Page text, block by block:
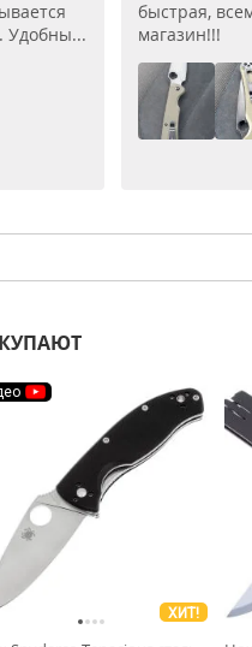
Удобны...
быстрая,
магазин!!!
ХИТ!